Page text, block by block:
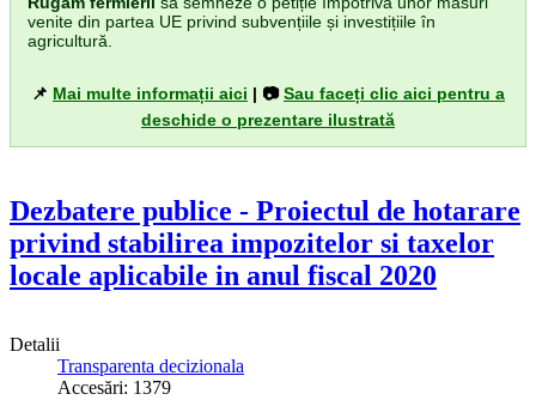
venite din partea UE privind subvențiile și investițiile în
agricultură.
📌 Mai multe informații aici | 📷Sau faceți clic aici pentru a
deschide o prezentare ilustrată
Dezbatere publice - Proiectul de hotarare
privind stabilirea impozitelor si taxelor
locale aplicabile in anul fiscal 2020
Detalii
Transparenta decizionala
Accesări: 1379